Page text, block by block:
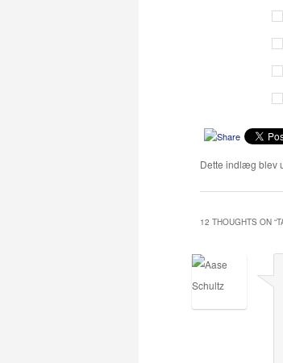
Dette indlæg blev
12 THOUGHTS ON “